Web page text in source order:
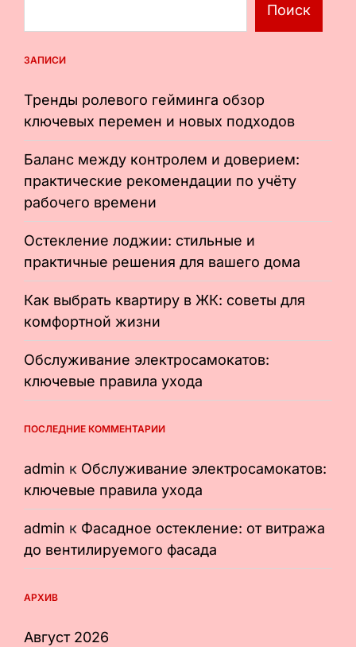
Поиск
ЗАПИСИ
Тренды ролевого гейминга обзор
ключевых перемен и новых подходов
Баланс между контролем и доверием:
практические рекомендации по учёту
рабочего времени
Остекление лоджии: стильные и
практичные решения для вашего дома
Как выбрать квартиру в ЖК: советы для
комфортной жизни
Обслуживание электросамокатов:
ключевые правила ухода
ПОСЛЕДНИЕ КОММЕНТАРИИ
admin к Обслуживание электросамокатов:
ключевые правила ухода
admin к Фасадное остекление: от витража
до вентилируемого фасада
АРХИВ
Август 2026